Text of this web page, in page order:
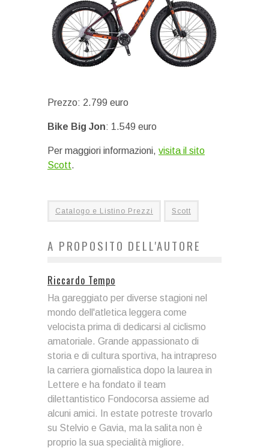
Prezzo: 2.799 euro
Bike Big Jon: 1.549 euro
Per maggiori informazioni, visita il sito
Scott.
Catalogo e Listino Prezzi Scott
A PROPOSITO DELL'AUTORE
Riccardo Tempo
Ha gareggiato per diverse stagioni nel
mondo dell'atletica leggera come
velocista prima di dedicarsi al ciclismo
amatoriale. Grande appassionato di
storia e di cultura sportiva, ha intrapreso
la carriera giornalistica dopo la laurea in
Lettere e ha fondato il team
dilettantistico Fondocorsa assieme ad
alcuni amici. In estate potreste trovarlo
su Stelvio e Gavia, ma la salita non è
proprio la sua specialità migliore.